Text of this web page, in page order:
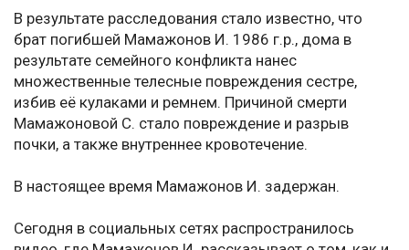
В результате расследования стало известно, что
брат погибшей Мамажонов И. 1986 г.р., дома в
результате семейного конфликта нанес
множественные телесные повреждения сестре,
избив её кулаками и ремнем. Причиной смерти
Мамажоновой С. стало повреждение и разрыв
почки, а также внутреннее кровотечение.
В настоящее время Мамажонов И. задержан.
Сегодня в социальных сетях распространилось